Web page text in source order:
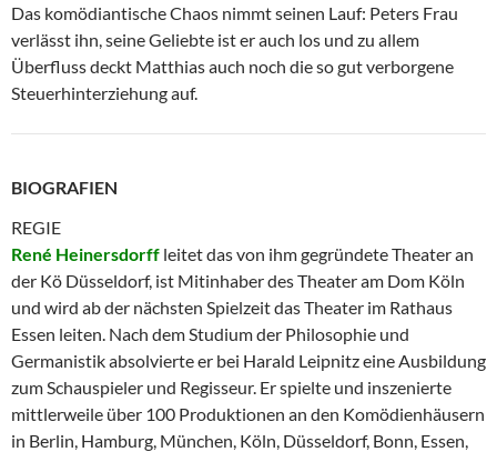
Das komödiantische Chaos nimmt seinen Lauf: Peters Frau
verlässt ihn, seine Geliebte ist er auch los und zu allem
Überfluss deckt Matthias auch noch die so gut verborgene
Steuerhinterziehung auf.
BIOGRAFIEN
REGIE
René Heinersdorff leitet das von ihm gegründete Theater an
der Kö Düsseldorf, ist Mitinhaber des Theater am Dom Köln
und wird ab der nächsten Spielzeit das Theater im Rathaus
Essen leiten. Nach dem Studium der Philosophie und
Germanistik absolvierte er bei Harald Leipnitz eine Ausbildung
zum Schauspieler und Regisseur. Er spielte und inszenierte
mittlerweile über 100 Produktionen an den Komödienhäusern
in Berlin, Hamburg, München, Köln, Düsseldorf, Bonn, Essen,